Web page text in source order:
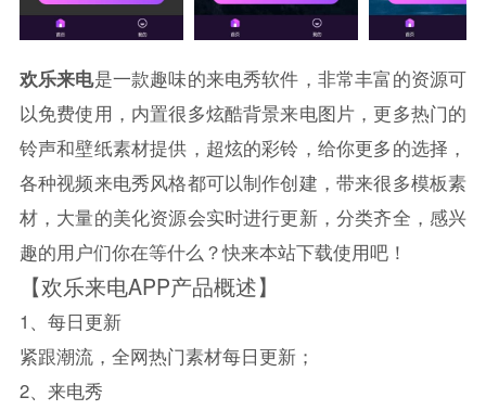
欢乐来电是一款趣味的来电秀软件，非常丰富的资源可
以免费使用，内置很多炫酷背景来电图片，更多热门的
铃声和壁纸素材提供，超炫的彩铃，给你更多的选择，
各种视频来电秀风格都可以制作创建，带来很多模板素
材，大量的美化资源会实时进行更新，分类齐全，感兴
趣的用户们你在等什么？快来本站下载使用吧！
【欢乐来电APP产品概述】
1、每日更新
紧跟潮流，全网热门素材每日更新；
2、来电秀